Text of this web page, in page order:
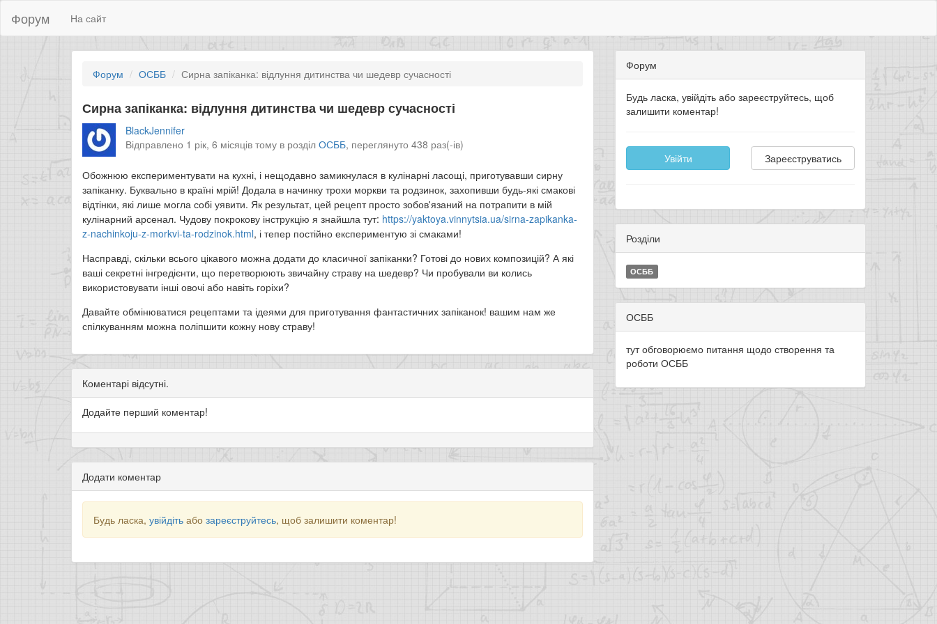
Форум На сайт
Форум ОСББ Сирна запіканка: відлуння дитинства чи шедевр сучасності
Сирна запіканка: відлуння дитинства чи шедевр сучасності
BlackJennifer
Відправлено 1 рік, 6 місяців тому в розділОСББ, переглянуто 438 раз(-ів)
Обожнюю експериментувати на кухні, і нещодавно замикнулася в кулінарні ласощі, приготувавши сирну
запіканку. Буквально в країні мрій! Додала в начинку трохи моркви та родзинок, захопивши будь-які смакові
відтінки, які лише могла собі уявити. Як результат, цей рецепт просто зобов'язаний на потрапити в мій
кулінарний арсенал. Чудову покрокову інструкцію я знайшла тут: https://yaktoya.vinnytsia.ua/sirna-zapikanka-
z-nachinkoju-z-morkvi-ta-rodzinok.html, і тепер постійно експериментую зі смаками!
Насправді, скільки всього цікавого можна додати до класичної запіканки? Готові до нових композицій? А які
ваші секретні інгредієнти, що перетворюють звичайну страву на шедевр? Чи пробували ви колись
використовувати інші овочі або навіть горіхи?
Давайте обмінюватися рецептами та ідеями для приготування фантастичних запіканок! вашим нам же
спілкуванням можна поліпшити кожну нову страву!
Коментарі відсутні.
Додайте перший коментар!
Додати коментар
Будь ласка, увійдіть або зареєструйтесь, щоб залишити коментар!
Форум
Будь ласка, увійдіть або зареєструйтесь, щоб
залишити коментар!
Увійти Зареєструватись
Розділи
ОСББ
ОСББ
тут обговорюємо питання щодо створення та
роботи ОСББ